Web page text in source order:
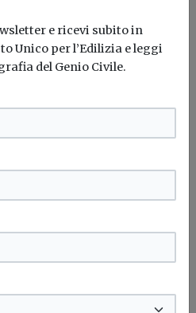
l'assunzione a
di 38 ingegneri e
il bando del concorso
e ricevi subito in
Unico per l’Edilizia e leggi
del Genio Civile.